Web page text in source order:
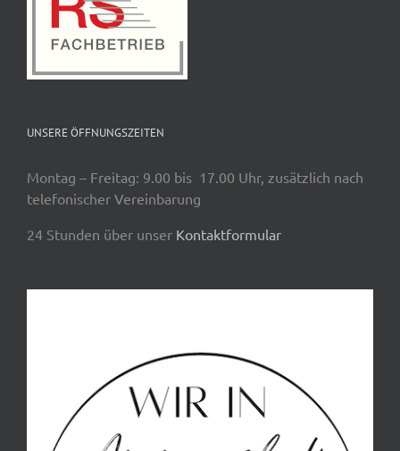
UNSERE ÖFFNUNGSZEITEN
Montag – Freitag: 9.00 bis 17.00 Uhr, zusätzlich nach
telefonischer Vereinbarung
24 Stunden über unser Kontaktformular